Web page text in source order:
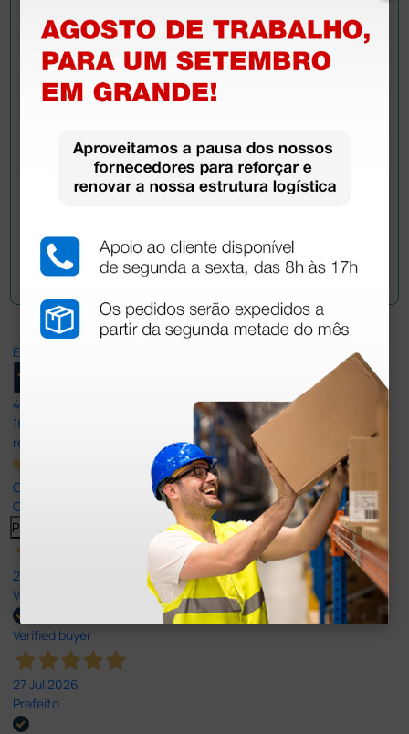
Pergunte a um colega
Ainda tem dúvidas?Necessita de mais
esclarecimentos? Envie agora a sua questão aos
Envie a sua questão
Excellent
4,8
165
reviews
Our 4 and 5 star reviews.
Click here to read them all >
Previous
27 Jul 2026
Very good
Verified buyer
27 Jul 2026
Prefeito